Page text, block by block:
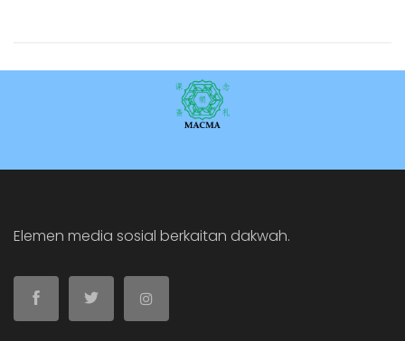
Elemen media sosial berkaitan dakwah.